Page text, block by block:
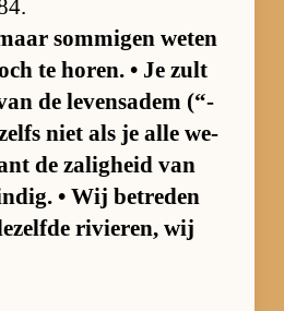
som­mi­gen we­ten
te ho­ren. • Je zult
de le­vens­adem (“­
niet als je alle we­
de za­lig­heid van
• Wij be­tre­den
ri­vie­ren, wij